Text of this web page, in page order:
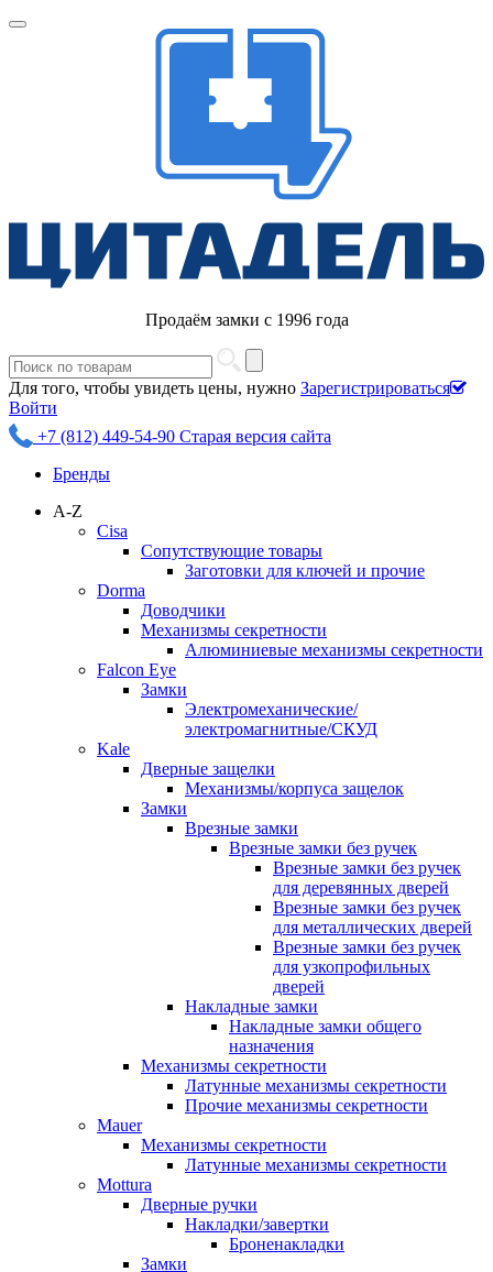
Продаём замки с 1996 года
Для того, чтобы увидеть цены, нужно Зарегистрироваться
Войти
+7 (812) 449-54-90 Старая версия сайта
Бренды
A-Z
Cisa
Сопутствующие товары
Заготовки для ключей и прочие
Dorma
Доводчики
Механизмы секретности
Алюминиевые механизмы секретности
Falcon Eye
Замки
Электромеханические/
электромагнитные/СКУД
Kale
Дверные защелки
Механизмы/корпуса защелок
Замки
Врезные замки
Врезные замки без ручек
Врезные замки без ручек
для деревянных дверей
Врезные замки без ручек
для металлических дверей
Врезные замки без ручек
для узкопрофильных
дверей
Накладные замки
Накладные замки общего
назначения
Механизмы секретности
Латунные механизмы секретности
Прочие механизмы секретности
Mauer
Механизмы секретности
Латунные механизмы секретности
Mottura
Дверные ручки
Накладки/завертки
Броненакладки
Замки